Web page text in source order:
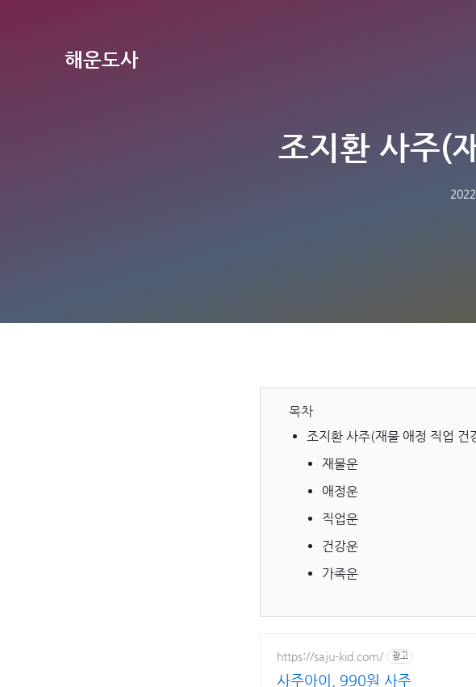
해운도사
조지환 사주(
목차
조지환 사주(재물 애정 직업 건
재물운
애정운
직업운
건강운
가족운
https://saju-kid.com/ 광고
사주아이, 990원 사주